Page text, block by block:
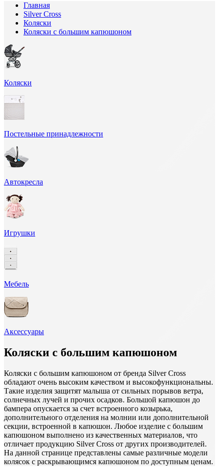
Главная
Silver Cross
Коляски
Коляски с большим капюшоном
Коляски
Постельные принадлежности
Автокресла
Игрушки
Мебель
Аксессуары
Коляски с большим капюшоном
Коляски с большим капюшоном от бренда Silver Cross
обладают очень высоким качеством и высокофункциональны.
Такие изделия защитят малыша от сильных порывов ветра,
солнечных лучей и прочих осадков. Большой капюшон до
бампера опускается за счет встроенного козырька,
дополнительного отделения на молнии или дополнительной
секции, встроенной в капюшон. Любое изделие с большим
капюшоном выполнено из качественных материалов, что
отличает продукцию Silver Cross от других производителей.
На данной странице представлены самые различные модели
колясок с раскрывающимся капюшоном по доступным ценам.